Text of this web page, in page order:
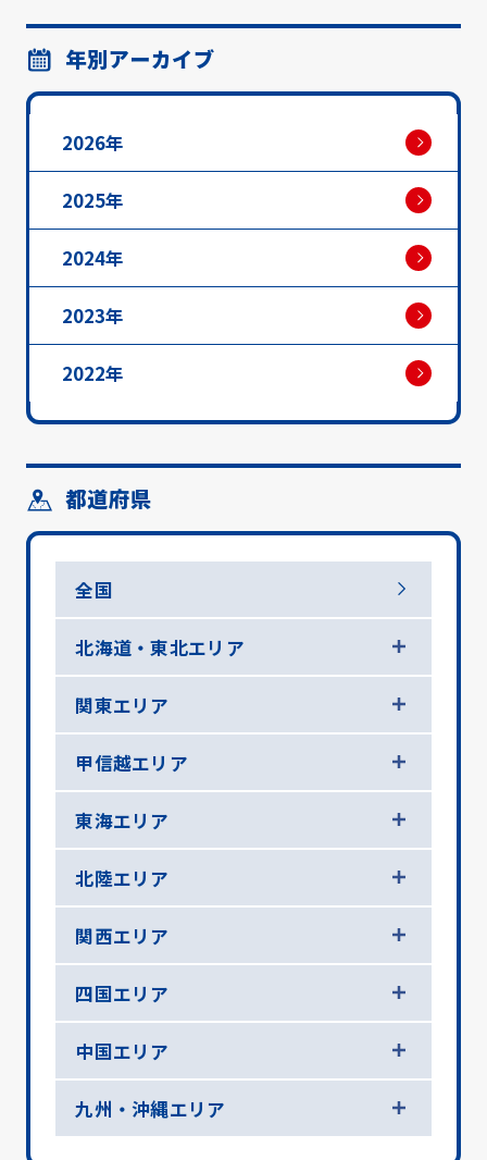
年別アーカイブ
2026年
2025年
2024年
2023年
2022年
都道府県
全国
北海道・東北エリア
関東エリア
甲信越エリア
東海エリア
北陸エリア
関西エリア
四国エリア
中国エリア
九州・沖縄エリア